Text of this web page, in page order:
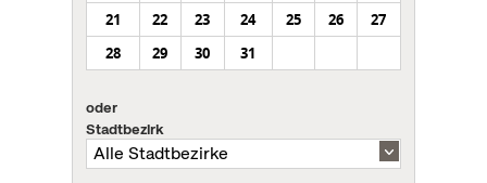
21
22 23 24 25 26
27
28
29 30 31
oder
Stadtbezirk